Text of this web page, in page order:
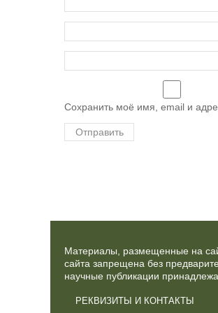
Сохранить моё имя, email и
Материалы, размещенные на
сайта запрещена без
научные публикации
РЕКВИЗИТЫ И КОНТАКТЫ